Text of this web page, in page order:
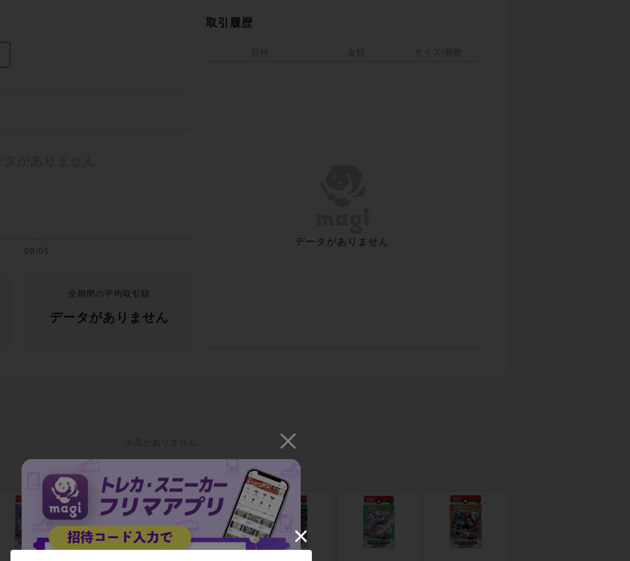
全期間の平均取引額
データがありません
取引履歴
日時 金額 サイズ/個数
データがありません